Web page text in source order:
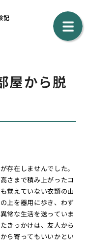
記
屋から脱
存在しませんでした。
さまで積み上がったコ
覚えていない衣類の山
上を器用に歩き、わず
常な生活を送っていま
きっかけは、友人から
ら寄ってもいいかとい